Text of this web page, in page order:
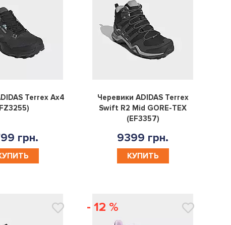
0
Terrex Ax4
грн.
0
Черевики ADIDAS Terrex
Swift R2 Mid GORE-TEX
(EF3357)
9399 грн.
КУПИТЬ
- 12 %